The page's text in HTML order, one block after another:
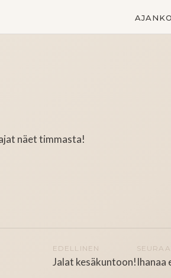
näet timmasta!
EDELLINEN
Jalat kesäkuntoon!Ihanaa